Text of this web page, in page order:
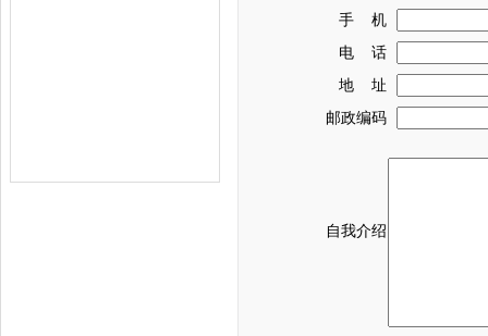
手 机
电 话
地 址
邮政编码
自我介绍